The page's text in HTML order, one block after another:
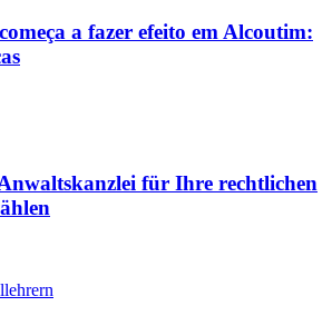
a fazer efeito em Alcoutim:
für Ihre rechtlichen